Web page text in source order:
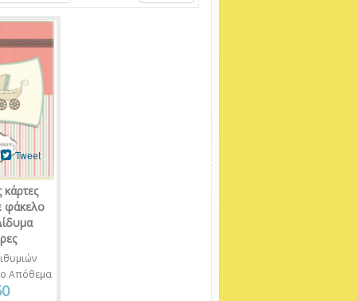
κάρτες
φάκελο
Tweet
Απόθεμα